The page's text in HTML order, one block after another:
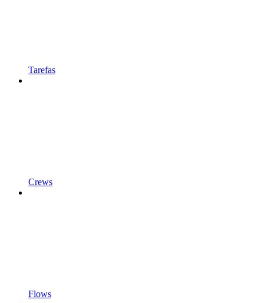
Tarefas
Crews
Flows